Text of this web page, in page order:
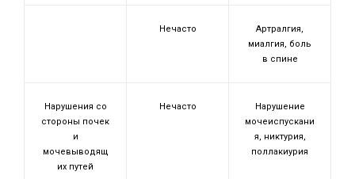
Нечасто
Артралгия,
миалгия, боль
в спине
Нарушения со
стороны почек
и
мочевыводящ
их путей
Нечасто
Нарушение
мочеиспускани
я, никтурия,
поллакиурия